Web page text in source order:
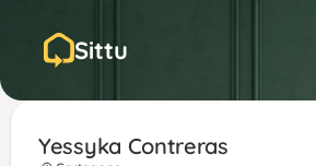
Sittu
Yessyka Contreras